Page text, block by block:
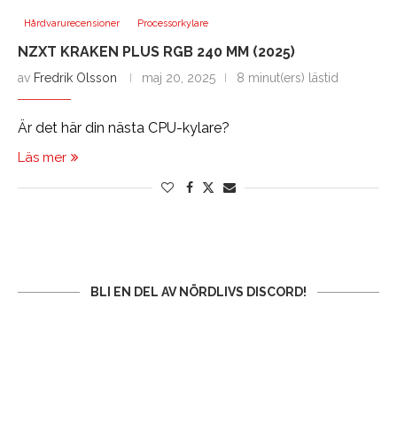
Hårdvarurecensioner Processorkylare
NZXT KRAKEN PLUS RGB 240 MM (2025)
av Fredrik Olsson maj 20, 2025 8 minut(ers) lästid
Är det här din nästa CPU-kylare?
Läs mer
BLI EN DEL AV NÖRDLIVS DISCORD!